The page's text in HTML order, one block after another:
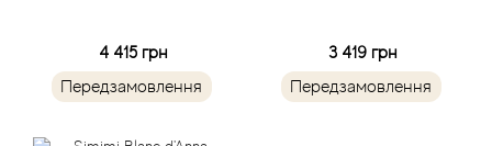
4 415 грн
Передзамовлення
3 419 грн
Передзамовлення
Arte Profumi
ArteOlfatto